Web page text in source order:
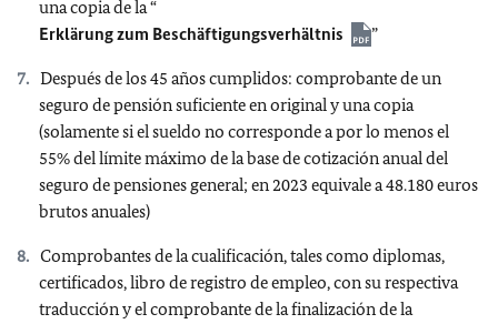
una copia de la “
Erklärung zum Beschäftigungsverhältnis
”
Después de los 45 años cumplidos: comprobante de un
seguro de pensión suficiente en original y una copia
(solamente si el sueldo no corresponde a por lo menos el
55% del límite máximo de la base de cotización anual del
seguro de pensiones general; en 2023 equivale a 48.180 euros
brutos anuales)
Comprobantes de la cualificación, tales como diplomas,
certificados, libro de registro de empleo, con su respectiva
traducción y el comprobante de la finalización de la